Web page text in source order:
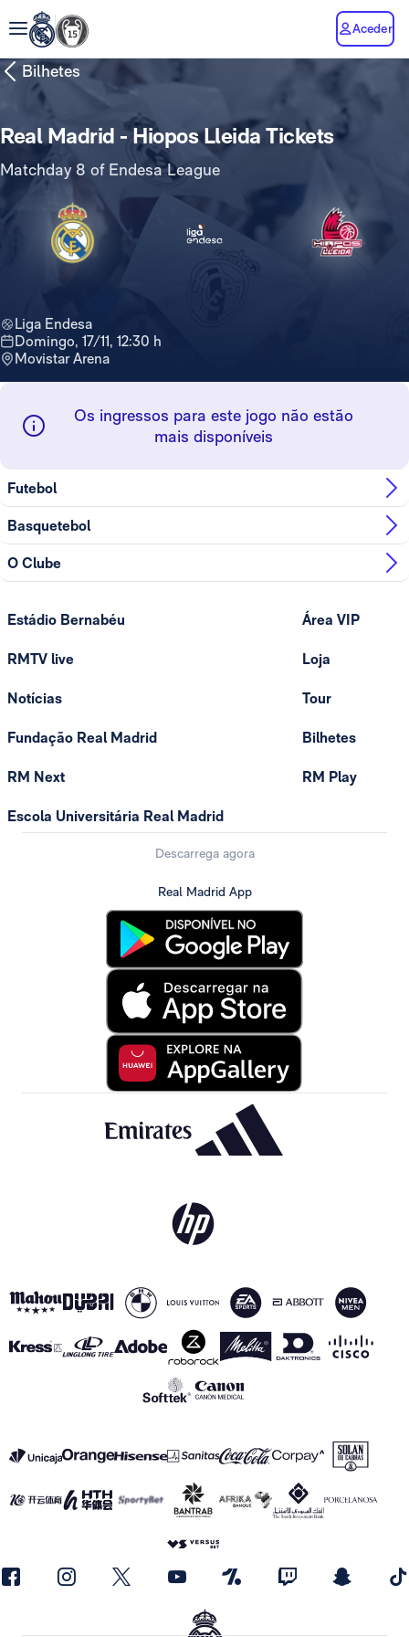
Aceder
Bilhetes
Real Madrid - Hiopos Lleida Tickets
Matchday 8 of Endesa League
Liga Endesa
domingo, 17/11, 12:30 h
Movistar Arena
Os ingressos para este jogo não estão
mais disponíveis
Futebol
Basquetebol
O Clube
Estádio Bernabéu
RMTV live
Notícias
Fundação Real Madrid
RM Next
Escola Universitária Real Madrid
Área VIP
Loja
Tour
Bilhetes
RM Play
Descarrega agora
Real Madrid App